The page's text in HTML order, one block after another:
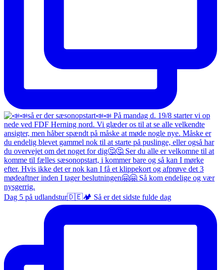
Dag 5 på udlandstur🇩🇪🏕️ Så er det sidste fulde dag